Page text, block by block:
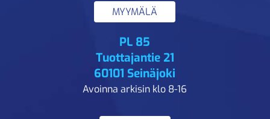
MYYMÄLÄ
PL 85
Tuottajantie 21
60101 Seinäjoki
Avoinna arkisin klo 8-16